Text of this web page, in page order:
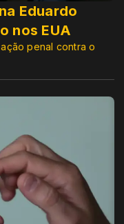
Eduardo
nos EUA
penal contra o